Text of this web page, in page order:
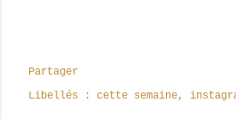
Partager
Libellés :
cette semaine